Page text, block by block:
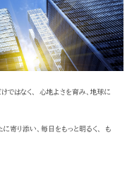
ではなく、 心地よさを育み、地球に
寄り添い、毎日をもっと明るく、 も